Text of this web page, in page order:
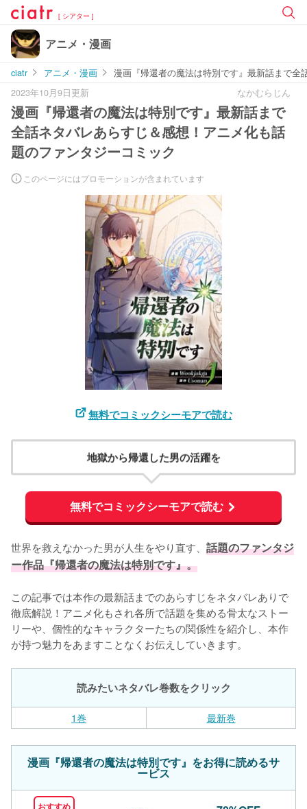
[ シアター ]
アニメ・漫画
ciatr アニメ・漫画
漫画『帰還者の魔法は特別です』最新話まで
2023年10月9日更新
なかむらじん
漫画『帰還者の魔法は特別です』最新話まで
全話ネタバレあらすじ＆感想！アニメ化も話
題のファンタジーコミック
このページにはプロモーションが含まれています
無料でコミックシーモアで読む
地獄から帰還した男の活躍を
無料でコミックシーモアで読む
世界を救えなかった男が人生をやり直す、 話題のファンタジ
ー作品『帰還者の魔法は特別です』。
この記事では本作の最新話までのあらすじをネタバレありで
徹底解説！アニメ化もされ各所で話題を集める骨太なストー
リーや、個性的なキャラクターたちの関係性を紹介し、本作
が持つ魅力をあますことなくお伝えしていきます。
読みたいネタバレ巻数をクリック
1巻 最新巻
漫画『帰還者の魔法は特別です』をお得に読めるサ
ービス
おすすめ